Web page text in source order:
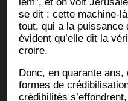
se dit : cette machine-
tout, qui a la puis­sance
évident qu’elle dit la
croire.
Donc, en qua­rante
formes de
cré­di­bi­li­tés